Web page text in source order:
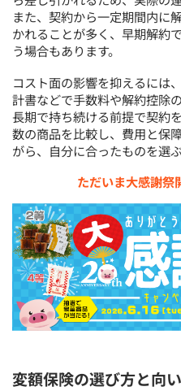
また、契約から一定期間内に
かれることが多く、早期解約
う場合もあります。
コスト面の影響を抑えるには
計書などで手数料や解約控除
長期で持ち続ける前提で契約
数の商品を比較し、費用と保
がら、自分に合ったものを選
ただいま大感謝祭
変額保険の選び方と向